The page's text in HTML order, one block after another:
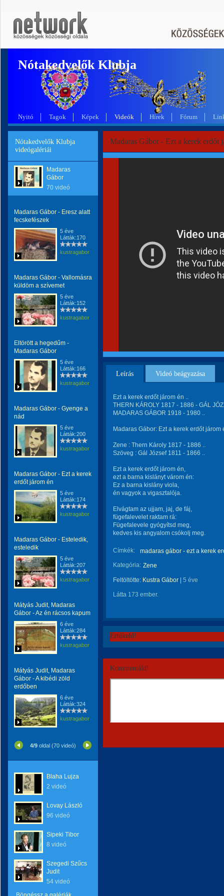
Nótakedvelők Klubja
Nyitó Tagok Képek Videók Hírek Fórum
Nótakedvelők Klubja
videógalériái
Madaras
Gábor
70 videó
Madaras Gábor - Eresz alatt
fecskefészek
5 éve
Látták:170
kustragabor
Madaras Gábor - Vallomásra
küldöm a szívemet
5 éve
Látták:152
kustragabor
Eltörött a hegedűm -
Madaras Gábor
5 éve
Látták:166
kustragabor
Madaras Gábor - Gyenge a
nád
5 éve
Látták:200
kustragabor
Madaras Gábor - Ezt a kerek
erdőt járom én
5 éve
Látták:174
kustragabor
Madaras Gábor - Esteledik,
esteledik
5 éve
Látták:207
kustragabor
Mátyás Judit, Madaras
Gábor - Az én rácsos kapum
6 éve
Látták:284
kustragabor
Mátyás Judit, Madaras
Gábor - A kibédi zöld
erdőben
6 éve
Látták:324
kustragabor
4/9 oldal (70 videó)
Blaha Lujza
2 videó
Lovay László
96 videó
Sipeki Tibor
8 videó
Szegedi Szűcs
Judit
54 videó
Madaras Gábor - Ezt a kerek erdőt
Leírás Videó beágyazása
Ezt a kerek erdőt járom én ..
THERN KÁROLY 1817 - 1886 - GÁL
MADARAS GÁBOR 1918 - 1980 ..
Madaras Gábor: Ezt a kerek erdőt járom
Zene : Thern Károly 1817 - 1886 ..
Szöveg : Gál József 1811 - 1866 ..
Ezt a kerek erdőt járom én,
ezt a barna kislányt várom én:
Ez a barna kislány viola,
én vagyok a vigasztalója.
Elvágtam az ujjam, jaj, de fáj,
fügefalevelet raktam rá:
Fügefalevele gyógyítsd meg,
kedves kis angyalom csókolj meg.
Címkék:
madaras gábor - ezt a kerek
Kategória: Zene
Feltöltötte: Kustra Gábor 5 éve
Látta 173 ember.
Értékeld!
Kommentáld!